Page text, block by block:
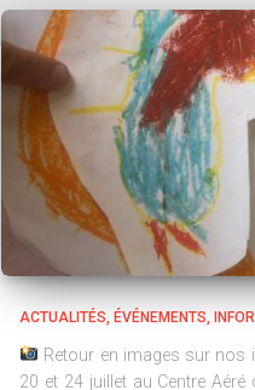
ACTUALITÉS ÉVÉNEMENTS
Retour en images sur nos
20 et 24 juillet au Centre Aéré